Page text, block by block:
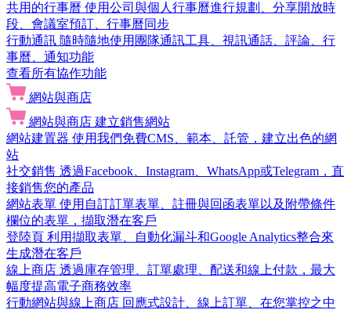
共用的行事曆 使用公司與個人行事曆進行規劃、分享開放時
段、會議室預訂、行事曆同步
行動通訊 隨時隨地使用團隊通訊工具、視訊通話、評論、行
事曆、通知功能
查看所有協作功能
網站與商店
網站與商店 建立銷售網站
網站建置器 使用我們免費CMS、範本、託管，建立出色的網
站
社交銷售 透過Facebook、Instagram、WhatsApp或Telegram，直
接銷售您的產品
網站表單 使用自訂訂單表單、註冊與回函表單以及附帶條件
欄位的表單，擷取潛在客戶
登陸頁 利用擷取表單、自動化漏斗和Google Analytics整合來
生成潛在客戶
線上商店 透過庫存管理、訂單處理、配送和線上付款，最大
幅度提高電子商務效率
行動網站與線上商店 回應式設計、線上訂單、在您掌控之中